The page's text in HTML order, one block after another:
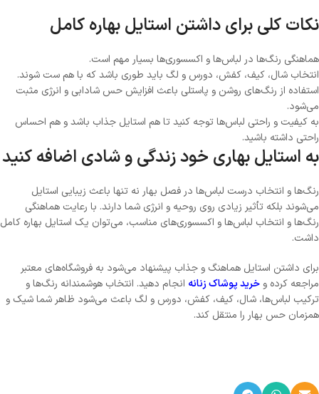
نکات کلی برای داشتن استایل بهاره کامل
هماهنگی رنگ‌ها در لباس‌ها و اکسسوری‌ها بسیار مهم است.
انتخاب شال، کیف، کفش، دورس و لگ باید طوری باشد که با هم ست شوند.
استفاده از رنگ‌های روشن و پاستلی باعث افزایش حس شادابی و انرژی مثبت
می‌شود.
به کیفیت و راحتی لباس‌ها توجه کنید تا هم استایل جذاب باشد و هم احساس
راحتی داشته باشید.
به استایل بهاری خود زندگی و شادی اضافه کنید
رنگ‌ها و انتخاب درست لباس‌ها در فصل بهار نه تنها باعث زیبایی استایل
می‌شوند بلکه تأثیر زیادی روی روحیه و انرژی شما دارند. با رعایت هماهنگی
رنگ‌ها و انتخاب لباس‌ها و اکسسوری‌های مناسب، می‌توان یک استایل بهاره کامل
داشت.
برای داشتن استایل هماهنگ و جذاب پیشنهاد می‌شود به فروشگاه‌های معتبر
مراجعه کرده و خرید پوشاک زنانه انجام دهید. انتخاب هوشمندانه رنگ‌ها و
ترکیب لباس‌ها، شال، کیف، کفش، دورس و لگ باعث می‌شود ظاهر شما شیک و
همزمان حس بهار را منتقل کند.